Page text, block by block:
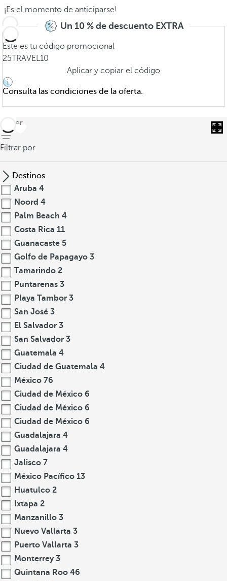
¡Es el momento de anticiparse!
Un 10 % de descuento EXTRA
Este es tu código promocional
25TRAVEL10
Aplicar y copiar el código
Consulta las condiciones de la oferta.
volver
Filtrar por
Destinos
Aruba 4
Noord 4
Palm Beach 4
Costa Rica 11
Guanacaste 5
Golfo de Papagayo 3
Tamarindo 2
Puntarenas 3
Playa Tambor 3
San José 3
El Salvador 3
San Salvador 3
Guatemala 4
Ciudad de Guatemala 4
México 76
Ciudad de México 6
Ciudad de México 6
Ciudad de México 6
Guadalajara 4
Guadalajara 4
Jalisco 7
México Pacífico 13
Huatulco 2
Ixtapa 2
Manzanillo 3
Nuevo Vallarta 3
Puerto Vallarta 3
Monterrey 3
Quintana Roo 46